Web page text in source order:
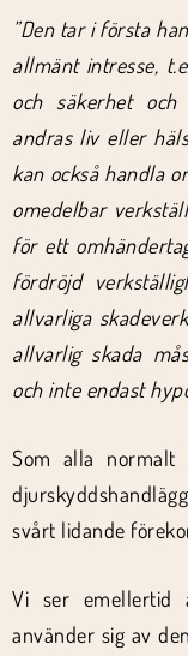
”Den tar i första
allmänt intresse,
och säkerhet
andras liv eller
kan också handla
omedelbar
för ett
fördröjd
allvarliga
allvarlig skada
och inte endast
Som alla normalt
svårt lidande
Vi ser emellertid
använder sig av